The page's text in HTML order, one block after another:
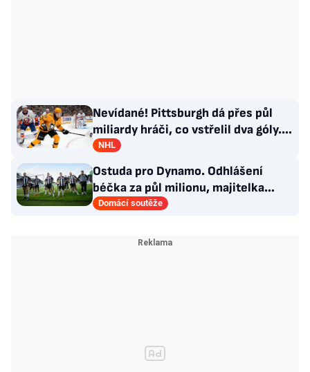
Nevídané! Pittsburgh dá přes půl
miliardy hráči, co vstřelil dva góly.
GM se hájí
NHL
Ostuda pro Dynamo. Odhlášení
béčka za půl milionu, majitelka
odmítla nabídku kraje
Domácí soutěže